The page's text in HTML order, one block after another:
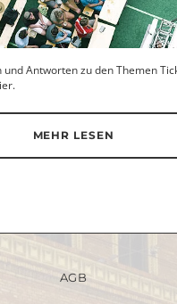
Antworten zu den Themen
MEHR LESEN
AGB